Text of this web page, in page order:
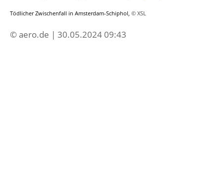
Tödlicher Zwischenfall in Amsterdam-Schiphol, © XSL
© aero.de | 30.05.2024 09:43